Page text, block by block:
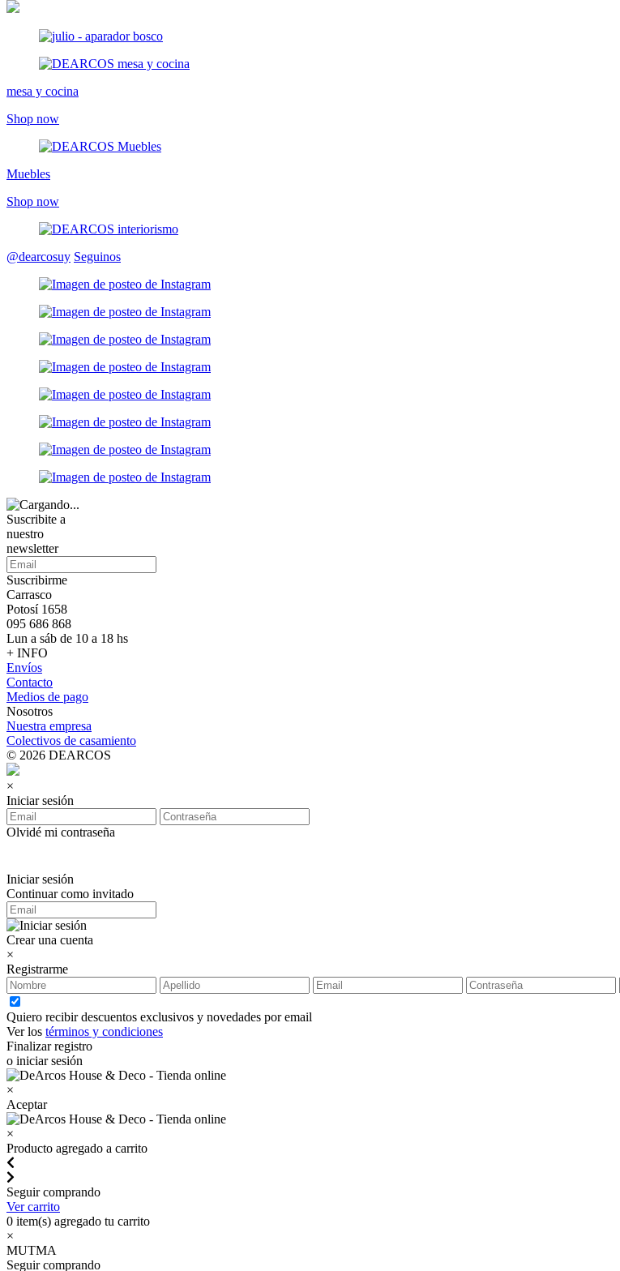
mesa y cocina
Shop now
Muebles
Shop now
@dearcosuy Seguinos
Suscribite a
nuestro
newsletter
Suscribirme
Carrasco
Potosí 1658
095 686 868
Lun a sáb de 10 a 18 hs
+ INFO
Envíos
Contacto
Medios de pago
Nosotros
Nuestra empresa
Colectivos de casamiento
© 2026 DEARCOS
×
Iniciar sesión
Olvidé mi contraseña
Iniciar sesión
Continuar como invitado
Crear una cuenta
×
Registrarme
Quiero recibir descuentos exclusivos y novedades por email
Ver los términos y condiciones
Finalizar registro
o iniciar sesión
×
Aceptar
×
Producto agregado a carrito
Seguir comprando
Ver carrito
0 item(s) agregado tu carrito
×
MUTMA
Seguir comprando